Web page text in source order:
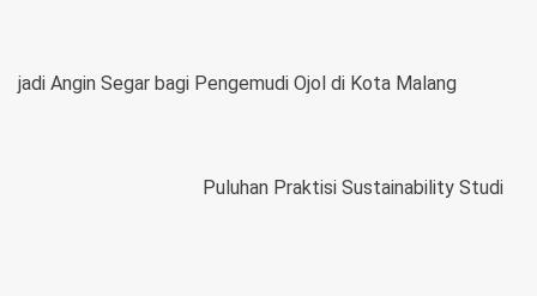
jadi Angin Segar bagi Pengemudi Ojol di Kota Malang
Puluhan Praktisi Sustainability Studi